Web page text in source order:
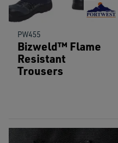
PW455
Bizweld™ Flame
Resistant
Trousers